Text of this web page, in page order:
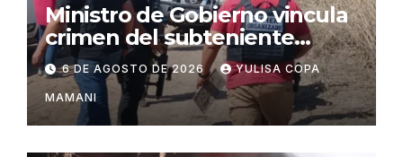
Ministro de Gobierno vincula
crimen del subteniente
Salazar con la red de
Sebastián Marset
6 DE AGOSTO DE 2026 YULISA COPA
MAMANI